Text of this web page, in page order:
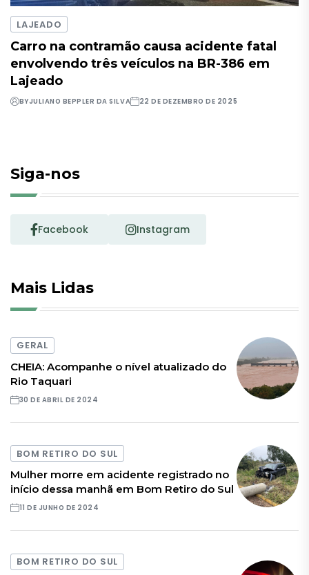
LAJEADO
Carro na contramão causa acidente fatal
envolvendo três veículos na BR-386 em
Lajeado
BYJULIANO BEPPLER DA SILVA 22 DE DEZEMBRO DE 2025
Siga-nos
Facebook Instagram
Mais Lidas
GERAL
CHEIA: Acompanhe o nível atualizado do
Rio Taquari
30 DE ABRIL DE 2024
BOM RETIRO DO SUL
Mulher morre em acidente registrado no
início dessa manhã em Bom Retiro do Sul
11 DE JUNHO DE 2024
BOM RETIRO DO SUL